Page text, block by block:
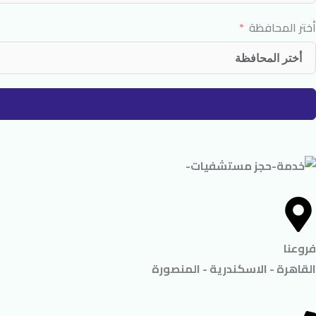
أختر المحافظة
فروعنا
القاهرة - الاسكندرية - المنصورة